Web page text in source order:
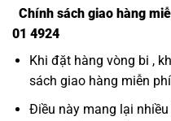
Chính sách giao hàng
01 4924
Khi đặt hàng vòng bi ,
sách giao hàng miễn
Điều này mang lại